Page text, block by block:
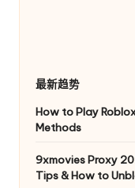
ro
最新趋势
How to Play
Methods
9xmovies Proxy
Tips & How to